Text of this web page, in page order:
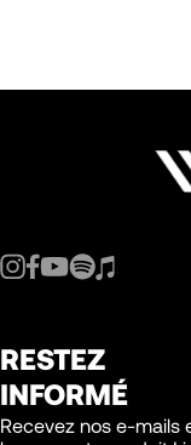
RESTEZ
INFORMÉ
Recevez nos e-mails